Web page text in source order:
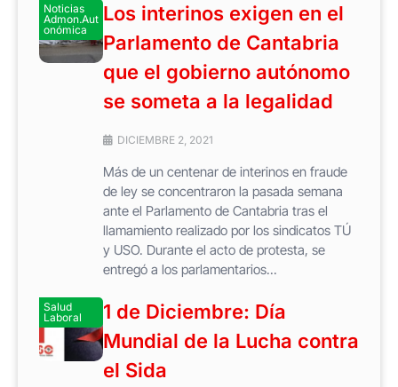
Noticias
Admon.Aut
onómica
Los interinos exigen en el
Parlamento de Cantabria
que el gobierno autónomo
se someta a la legalidad
DICIEMBRE 2, 2021
Más de un centenar de interinos en fraude
de ley se concentraron la pasada semana
ante el Parlamento de Cantabria tras el
llamamiento realizado por los sindicatos TÚ
y USO. Durante el acto de protesta, se
entregó a los parlamentarios...
Salud
Laboral
1 de Diciembre: Día
Mundial de la Lucha contra
el Sida